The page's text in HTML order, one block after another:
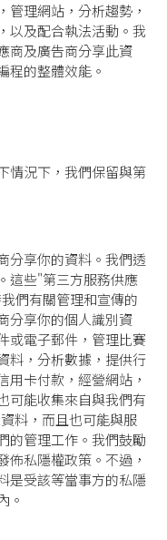
管理網站，分析趨勢，
以及配合執法活動。我
商及廣告商分享此資
程的整體效能。
情況下，我們保留與第
分享你的資料。我們透
這些"第三方服務供應
們有關管理和宣傳的
分享你的個人識別資
或電子郵件，管理比賽
料，分析數據，提供行
用卡付款，經營網站，
可能收集來自與我們有
料，而且也可能與服
的管理工作。我們鼓勵
佈私隱權政策。不過，
是受該等當事方的私隱
。